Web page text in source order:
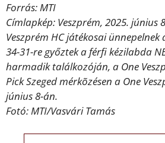
Forrás: MTI
Címlapkép: Veszprém, 2025. június
Veszprém HC játékosai
34-31-re győztek a férfi kézilabda
harmadik találkozóján, a One
Pick Szeged mérkõzésen a One
június 8-án.
Fotó: MTI/Vasvári Tamás